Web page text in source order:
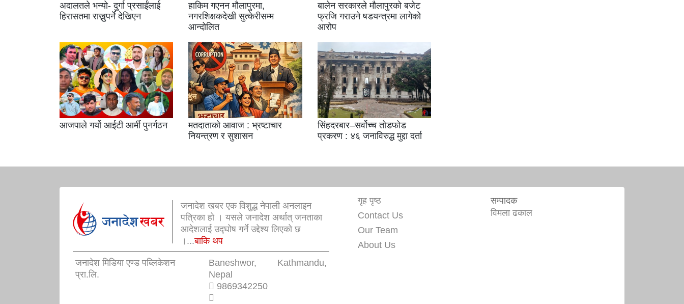
अदालतले भन्यो- दुर्गा प्रसाईंलाई
हिरासतमा राख्नुपर्ने देखिएन
हाकिम गएनन मौलापुरमा,
नगरशिक्षकदेखी सुत्केरीसम्म
आन्दोलित
बालेन सरकारले मौलापुरको बजेट
फ्रजि गराउने षडयन्त्रमा लागेको
आरोप
आजपाले गर्यो आईटी आर्मी पुनर्गठन
मतदाताको आवाज : भ्रष्टाचार
नियन्त्रण र सुशासन
सिंहदरबार–सर्वोच्च तोडफोड
प्रकरण : ४६ जनाविरुद्ध मुद्दा दर्ता
जनादेश खबर एक विशुद्ध नेपाली अनलाइन
पत्रिका हो । यसले जनादेश अर्थात् जनताका
आदेशलाई उद्घोष गर्ने उद्देश्य लिएको छ
।...बाकि थप
जनादेश मिडिया एण्ड पब्लिकेशन
प्रा.लि.
Baneshwor, Kathmandu,
Nepal
9869342250
गृह पृष्ठ
Contact Us
Our Team
About Us
सम्पादक
विमला ढकाल